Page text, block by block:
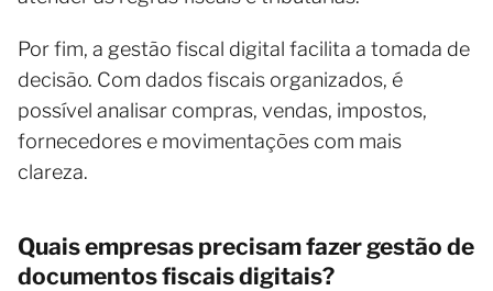
Por fim, a gestão fiscal digital facilita a tomada de
decisão. Com dados fiscais organizados, é
possível analisar compras, vendas, impostos,
fornecedores e movimentações com mais
clareza.
Quais empresas precisam fazer gestão de
documentos fiscais digitais?